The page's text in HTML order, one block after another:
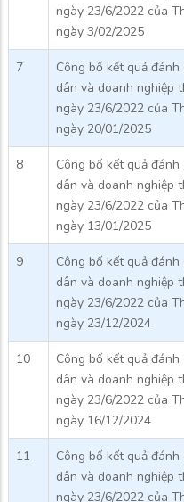
ngày 23/6/2022 của
ngày 3/02/2025
7
Công bố kết quả
dân và doanh nghiệp
ngày 23/6/2022 của
ngày 20/01/2025
8
Công bố kết quả
dân và doanh nghiệp
ngày 23/6/2022 của
ngày 13/01/2025
9
Công bố kết quả
dân và doanh nghiệp
ngày 23/6/2022 của
ngày 23/12/2024
10
Công bố kết quả
dân và doanh nghiệp
ngày 23/6/2022 của
ngày 16/12/2024
11
Công bố kết quả
dân và doanh nghiệp
ngày 23/6/2022 của